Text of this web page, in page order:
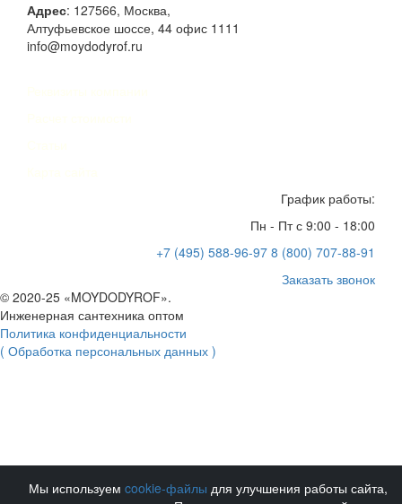
Адрес: 127566, Москва,
Алтуфьевское шоссе, 44 офис 1111
info@moydodyrof.ru
График работы:
Пн - Пт с 9:00 - 18:00
+7 (495) 588-96-97 8 (800) 707-88-91
Заказать звонок
© 2020-25 «MOYDODYROF».
Инженерная сантехника оптом
Политика конфиденциальности
( Обработка персональных данных )
Мы используем cookie-файлы для улучшения работы сайта,